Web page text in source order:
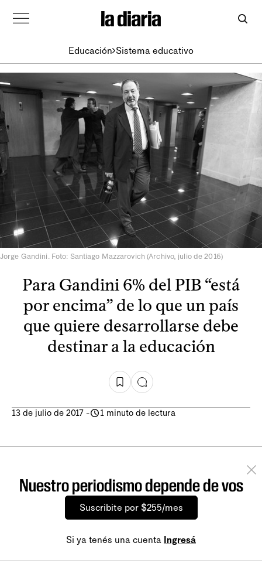
Educación Sistema educativo
Jorge Gandini. Foto: Santiago Mazzarovich (Archivo, julio de 2016)
Para Gandini 6% del PIB “está
por encima” de lo que un país
que quiere desarrollarse debe
destinar a la educación
13 de julio de 2017 - 1 minuto de lectura
Nuestro periodismo depende de vos
Suscribite por $255/mes
Si ya tenés una cuenta Ingresá